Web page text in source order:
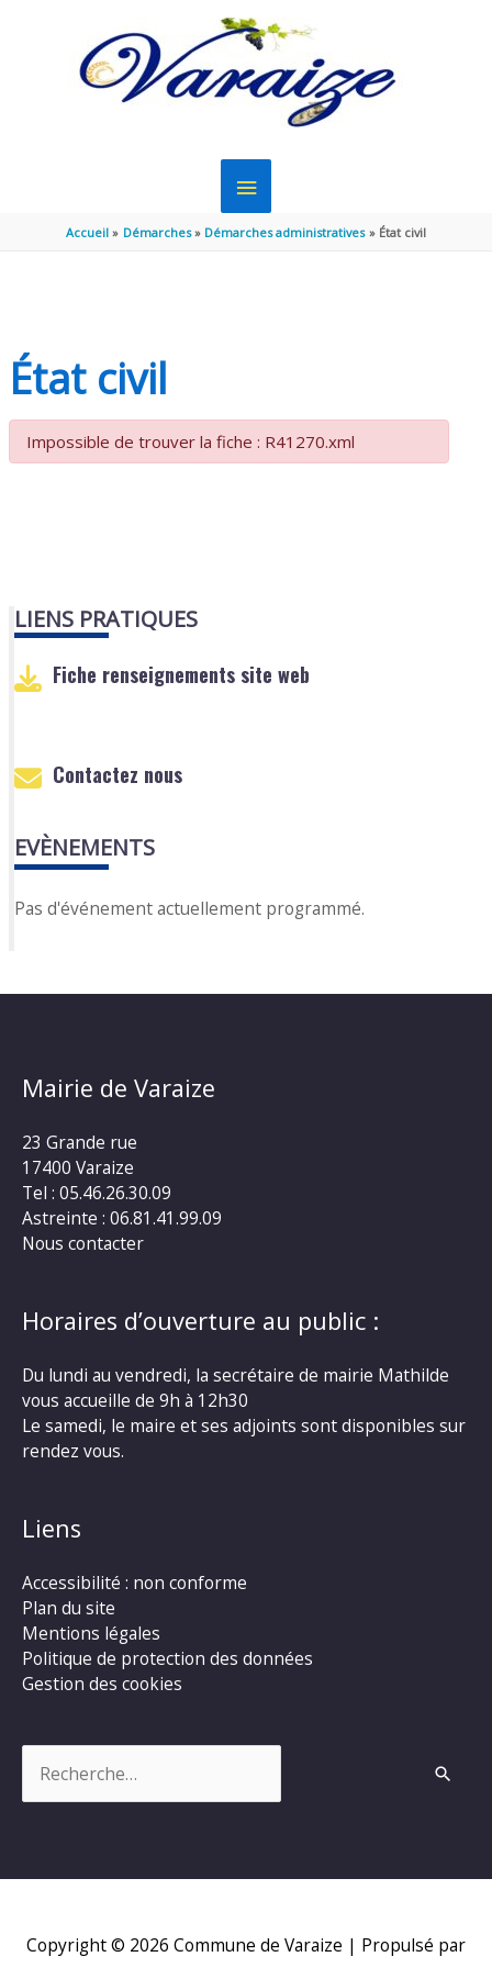
MENU
PRINCIPAL
Accueil Démarches Démarches administratives État civil
État civil
Impossible de trouver la fiche : R41270.xml
LIENS PRATIQUES
Fiche renseignements site web
Contactez nous
EVÈNEMENTS
Pas d'événement actuellement programmé.
Mairie de Varaize
23 Grande rue
17400 Varaize
Tel : 05.46.26.30.09
Astreinte : 06.81.41.99.09
Nous contacter
Horaires d’ouverture au public :
Du lundi au vendredi, la secrétaire de mairie Mathilde
vous accueille de 9h à 12h30
Le samedi, le maire et ses adjoints sont disponibles sur
rendez vous.
Liens
Accessibilité : non conforme
Plan du site
Mentions légales
Politique de protection des données
Gestion des cookies
Copyright © 2026 Commune de Varaize | Propulsé par